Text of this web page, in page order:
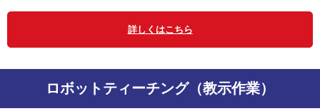
詳しくはこちら
ロボットティーチング（教示作業）